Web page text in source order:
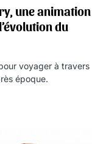
une animation
du
voyager à travers
époque.